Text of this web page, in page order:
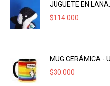
JUGUETE EN
$114.000
MUG CERÁMICA -
$30.000